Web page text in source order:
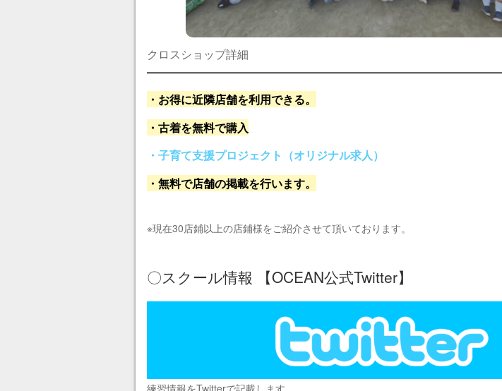
クロスショップ詳細
・お得に近隣店舗を利用できる。
・古着を無料で購入
・子育て支援プロジェクト（オリジナル求人）
・無料で店舗の掲載を行います。
※現在30店鋪以上の店鋪様をご紹介させて頂いております。
〇スクール情報 【OCEAN公式Twitter】
練習情報をTwitterで記載します。